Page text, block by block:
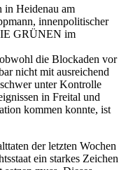
in Heidenau am
innenpolitischer
GRÜNEN im
die Blockaden vor
nicht mit ausreichend
unter Kontrolle
in Freital und
kommen konnte, ist
der letzten Wochen
ein starkes Zeichen